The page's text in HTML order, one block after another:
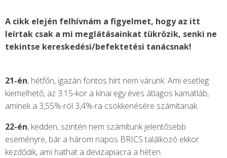
A cikk elején felhívnám a figyelmet, hogy az itt
leírtak csak a mi meglátásainkat tükrözik, senki ne
tekintse kereskedési/befektetési tanácsnak!
21-én, hétfőn, igazán fontos hírt nem várunk. Ami esetleg
kiemelhető, az 3:15-kor a kínai egy éves átlagos kamatláb,
aminek a 3,55%-ról 3,4%-ra csökkenésére számítanak.
22-én, kedden, szintén nem számítunk jelentősebb
eseményre, bár a három napos BRICS találkozó ekkor
kezdődik, ami hathat a devizapiacra a héten.